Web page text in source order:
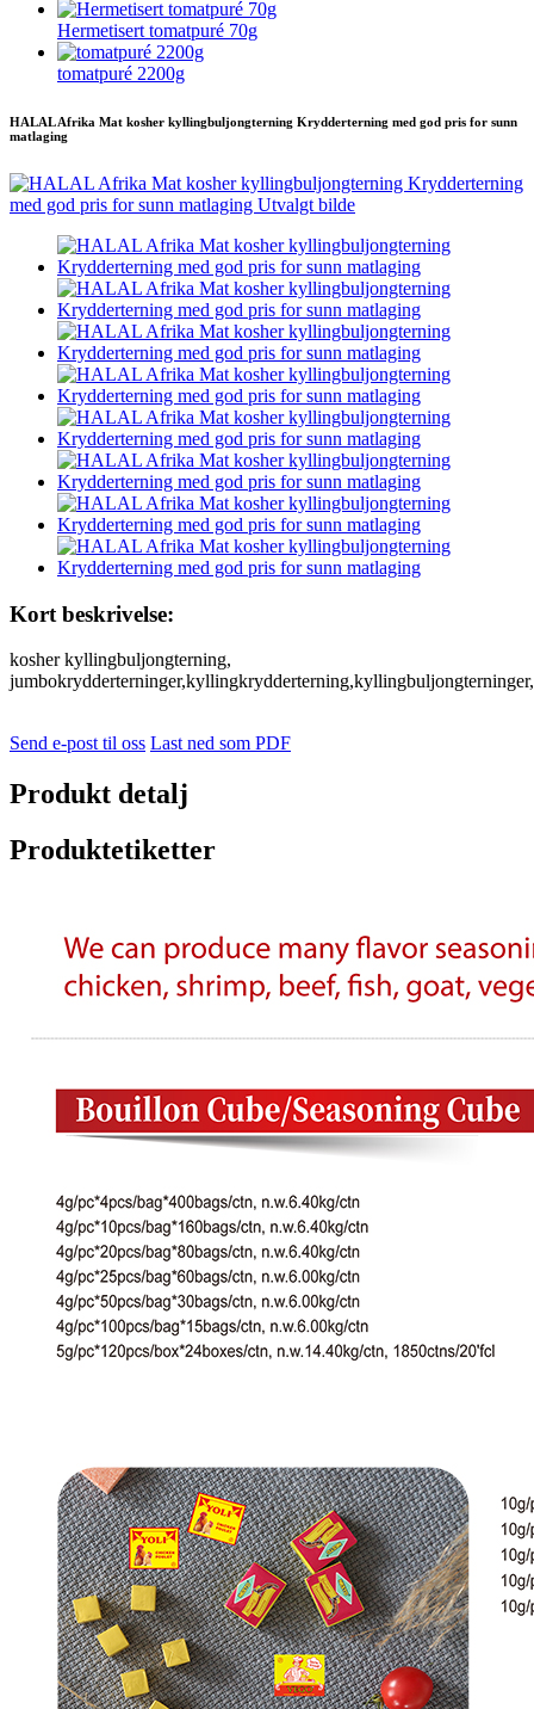
Hermetisert tomatpuré 70g
tomatpuré 2200g
HALAL Afrika Mat kosher kyllingbuljongterning Krydderterning med god pris for sunn
matlaging
Kort beskrivelse:
kosher kyllingbuljongterning,
Send e-post til oss Last ned som PDF
Produkt detalj
Produktetiketter